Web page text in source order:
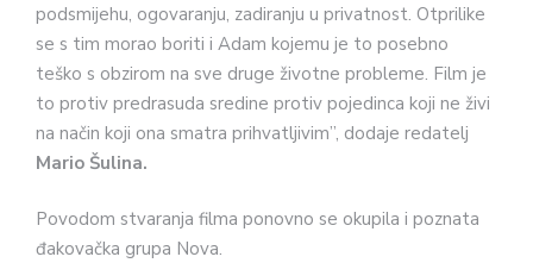
podsmijehu, ogovaranju, zadiranju u privatnost. Otprilike
se s tim morao boriti i Adam kojemu je to posebno
teško s obzirom na sve druge životne probleme. Film je
to protiv predrasuda sredine protiv pojedinca koji ne živi
na način koji ona smatra prihvatljivim”, dodaje redatelj
Mario Šulina.
Povodom stvaranja filma ponovno se okupila i poznata
đakovačka grupa Nova.